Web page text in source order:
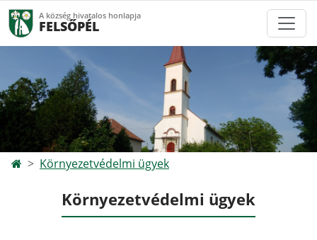
A község hivatalos honlapja
FELSŐPÉL
Környezetvédelmi ügyek
Környezetvédelmi ügyek